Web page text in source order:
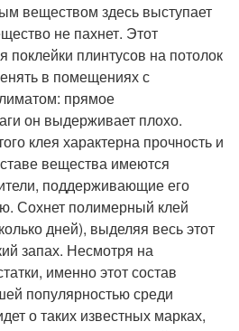
веществом здесь выступает
не пахнет. Этот
поклейки плинтусов на потолок
в помещениях с
прямое
он выдерживает плохо.
клея характерна прочность и
вещества имеются
поддерживающие его
Сохнет полимерный клей
дней), выделяя весь этот
запах. Несмотря на
именно этот состав
популярностью среди
о таких известных марках,